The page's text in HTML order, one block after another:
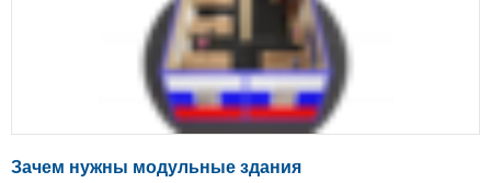
Зачем нужны модульные здания